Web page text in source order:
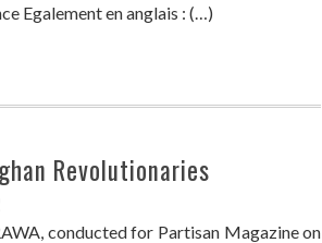
Egalement en anglais : (…)
Revolutionaries
conducted for Partisan Magazine on